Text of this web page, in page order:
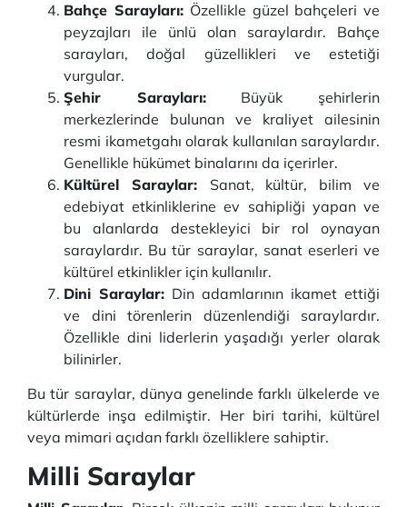
Bahçe Sarayları: Özellikle güzel bahçeleri ve
peyzajları ile ünlü olan saraylardır. Bahçe
sarayları, doğal güzellikleri ve estetiği
vurgular.
Şehir Sarayları:Büyük şehirlerin
merkezlerinde bulunan ve kraliyet ailesinin
resmi ikametgahı olarak kullanılan saraylardır.
Genellikle hükümet binalarını da içerirler.
Kültürel Saraylar: Sanat, kültür, bilim ve
edebiyat etkinliklerine ev sahipliği yapan ve
bu alanlarda destekleyici bir rol oynayan
saraylardır. Bu tür saraylar, sanat eserleri ve
kültürel etkinlikler için kullanılır.
Dini Saraylar: Din adamlarının ikamet ettiği
ve dini törenlerin düzenlendiği saraylardır.
Özellikle dini liderlerin yaşadığı yerler olarak
bilinirler.
Bu tür saraylar, dünya genelinde farklı ülkelerde ve
kültürlerde inşa edilmiştir. Her biri tarihi, kültürel
veya mimari açıdan farklı özelliklere sahiptir.
Milli Saraylar